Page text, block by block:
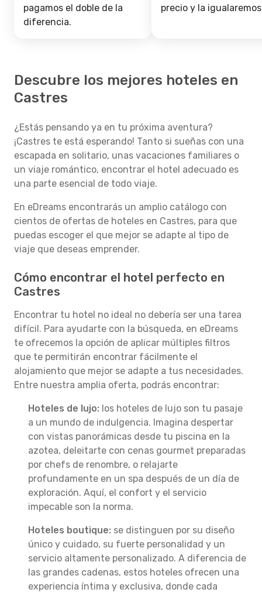
pagamos el doble de la
diferencia.
precio y la
Descubre los mejores hoteles en
Castres
¿Estás pensando ya en tu próxima aventura?
¡Castres te está esperando! Tanto si sueñas con una
escapada en solitario, unas vacaciones familiares o
un viaje romántico, encontrar el hotel adecuado es
una parte esencial de todo viaje.
En eDreams encontrarás un amplio catálogo con
cientos de ofertas de hoteles en Castres, para que
puedas escoger el que mejor se adapte al tipo de
viaje que deseas emprender.
Cómo encontrar el hotel perfecto en
Castres
Encontrar tu hotel no ideal no debería ser una tarea
difícil. Para ayudarte con la búsqueda, en eDreams
te ofrecemos la opción de aplicar múltiples filtros
que te permitirán encontrar fácilmente el
alojamiento que mejor se adapte a tus necesidades.
Entre nuestra amplia oferta, podrás encontrar:
Hoteles de lujo: los hoteles de lujo son tu pasaje
a un mundo de indulgencia. Imagina despertar
con vistas panorámicas desde tu piscina en la
azotea, deleitarte con cenas gourmet preparadas
por chefs de renombre, o relajarte
profundamente en un spa después de un día de
exploración. Aquí, el confort y el servicio
impecable son la norma.
Hoteles boutique: se distinguen por su diseño
único y cuidado, su fuerte personalidad y un
servicio altamente personalizado. A diferencia de
las grandes cadenas, estos hoteles ofrecen una
experiencia íntima y exclusiva, donde cada